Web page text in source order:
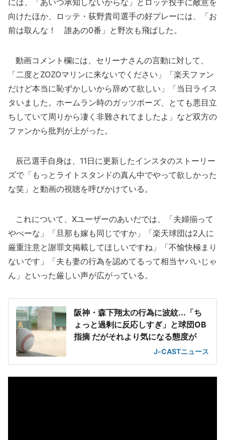
には、「あいつ承知しないからな」とロッテ投手に敵意を
向けたほか、ロッテ・荻野貴司選手の好プレーには、「お
前は取んな！ 誰あの0番」と野次も飛ばした。
動画コメント欄には、セリーナさんの言動に対して、
「二度とZOZOマリンに来ないでください」「楽天ファン
だけど本当に恥ずかしいから辞めて欲しい」「当日ライス
タいました。ホームラン時のガッツポーズ、とても悪目立
ちしていて周りから凄く非難されてましたよ」など双方の
ファンから批判が上がった。
辰己選手自身は、11日に更新したインスタのストーリー
ズで「もっとライトスタンドの真ん中でやって欲しかった
な笑」と動画の視聴を呼びかけている。
これについて、Xユーザーのあいだでは、「夫婦揃って
やべーな」「旦那も嫁も同じですか」「楽天球団は2人に
厳重注意と謝罪文掲載してほしいですね」「不愉快極まり
ないです」「夫も妻の行為を認めてるって相当ヤバいじゃ
ん」といった厳しい声が広がっている。
阪神・森下翔太の行為に波紋...「ち
ょっと過剰に反応しすぎ」と球団OB
指摘 だがそれより気になる態度が
J-CASTニュース